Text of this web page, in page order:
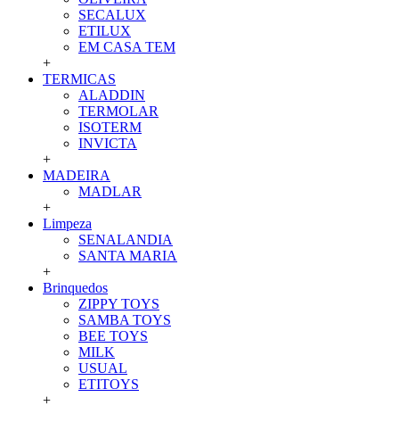
SECALUX
ETILUX
EM CASA TEM
+
TERMICAS
ALADDIN
TERMOLAR
ISOTERM
INVICTA
+
MADEIRA
MADLAR
+
Limpeza
SENALANDIA
SANTA MARIA
+
Brinquedos
ZIPPY TOYS
SAMBA TOYS
BEE TOYS
MILK
USUAL
ETITOYS
+